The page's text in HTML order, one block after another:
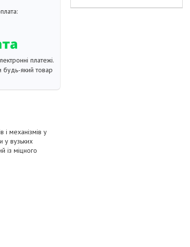
платежі.
будь-який товар
і механізмів у
у вузьких
із міцного